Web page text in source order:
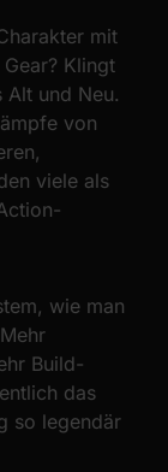
mit
Klingt
Alt und Neu.
von
viele als
wie man
Build-
das
so legendär